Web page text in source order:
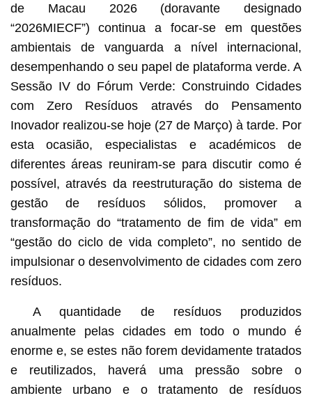
de Macau 2026 (doravante designado
“2026MIECF”) continua a focar-se em questões
ambientais de vanguarda a nível internacional,
desempenhando o seu papel de plataforma verde. A
Sessão IV do Fórum Verde: Construindo Cidades
com Zero Resíduos através do Pensamento
Inovador realizou-se hoje (27 de Março) à tarde. Por
esta ocasião, especialistas e académicos de
diferentes áreas reuniram-se para discutir como é
possível, através da reestruturação do sistema de
gestão de resíduos sólidos, promover a
transformação do “tratamento de fim de vida” em
“gestão do ciclo de vida completo”, no sentido de
impulsionar o desenvolvimento de cidades com zero
resíduos.
A quantidade de resíduos produzidos
anualmente pelas cidades em todo o mundo é
enorme e, se estes não forem devidamente tratados
e reutilizados, haverá uma pressão sobre o
ambiente urbano e o tratamento de resíduos